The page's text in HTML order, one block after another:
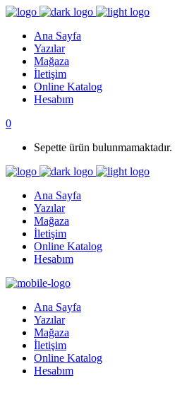
Ana Sayfa
Yazılar
Mağaza
İletişim
Online Katalog
Hesabım
0
Sepette ürün bulunmamaktadır.
Ana Sayfa
Yazılar
Mağaza
İletişim
Online Katalog
Hesabım
Ana Sayfa
Yazılar
Mağaza
İletişim
Online Katalog
Hesabım